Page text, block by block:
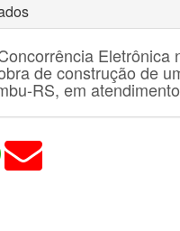
Eletrônica
de construção de
RS, em